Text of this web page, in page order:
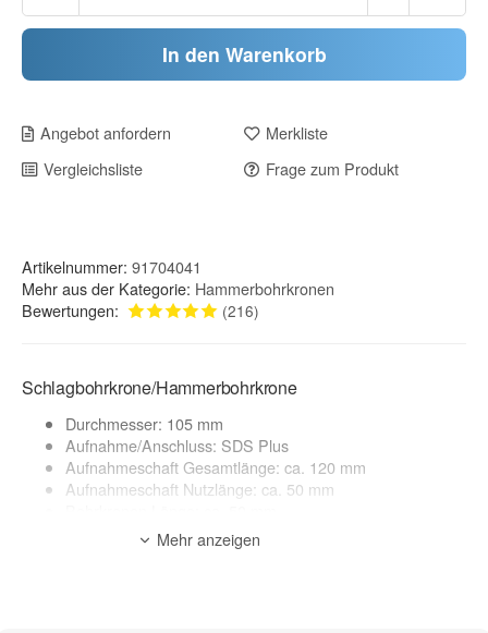
In den Warenkorb
Angebot anfordern
Merkliste
Vergleichsliste
Frage zum Produkt
Artikelnummer: 91704041
Mehr aus der Kategorie: Hammerbohrkronen
Bewertungen:
(216)
Schlagbohrkrone/Hammerbohrkrone
Durchmesser: 105 mm
Aufnahme/Anschluss: SDS Plus
Aufnahmeschaft Gesamtlänge: ca. 120 mm
Aufnahmeschaft Nutzlänge: ca. 50 mm
Anwendungsbereich:Mehr anzeigen